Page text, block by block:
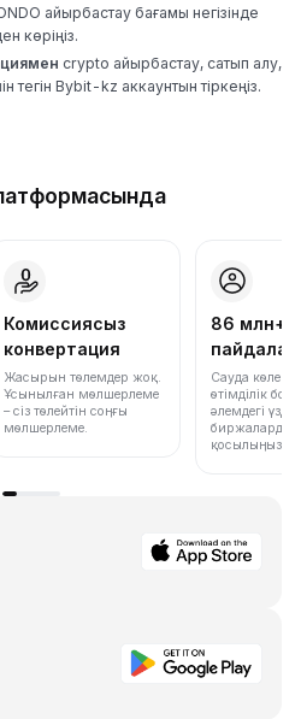
айырбастау бағамы негізінде
көріңіз.
crypto айырбастау, сатып алу,
тегін Bybit-kz аккаунтын тіркеңіз.
Комиссиясыз
конвертация
Жасырын төлемдер жоқ.
Ұсынылған мөлшерлеме
– сіз төлейтін соңғы
мөлшерлеме.
86 млн+
Сауда көлемі
өтімділік
әлемдегі үздік
биржалардың
қосылыңыз.